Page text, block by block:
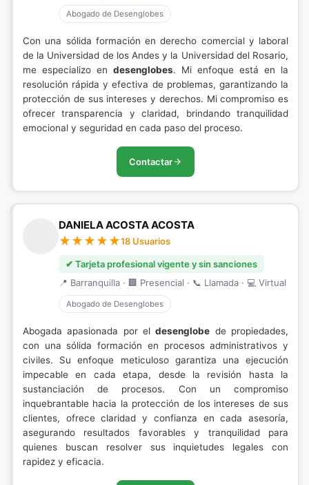
Abogado de Desenglobes
Con una sólida formación en derecho comercial y laboral
de la Universidad de los Andes y la Universidad del Rosario,
me especializo en desenglobes. Mi enfoque está en la
resolución rápida y efectiva de problemas, garantizando la
protección de sus intereses y derechos. Mi compromiso es
ofrecer transparencia y claridad, brindando tranquilidad
emocional y seguridad en cada paso del proceso.
Contactar
DANIELA ACOSTA ACOSTA
18 Usuarios
✔ Tarjeta profesional vigente y sin sanciones
📍 Barranquilla · 🏢 Presencial · 📞 Llamada · 💻 Virtual
Abogado de Desenglobes
Abogada apasionada por eldesenglobe de propiedades,
con una sólida formación en procesos administrativos y
civiles. Su enfoque meticuloso garantiza una ejecución
impecable en cada etapa, desde la revisión hasta la
sustanciación de procesos. Con un compromiso
inquebrantable hacia la protección de los intereses de sus
clientes, ofrece claridad y confianza en cada asesoría,
asegurando resultados favorables y tranquilidad para
quienes buscan resolver sus inquietudes legales con
rapidez y eficacia.